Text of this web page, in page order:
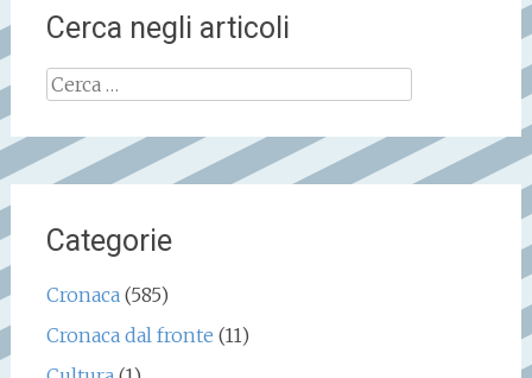
Cerca negli articoli
Ricerca
Categorie
Cronaca(585)
Cronaca dal fronte (11)